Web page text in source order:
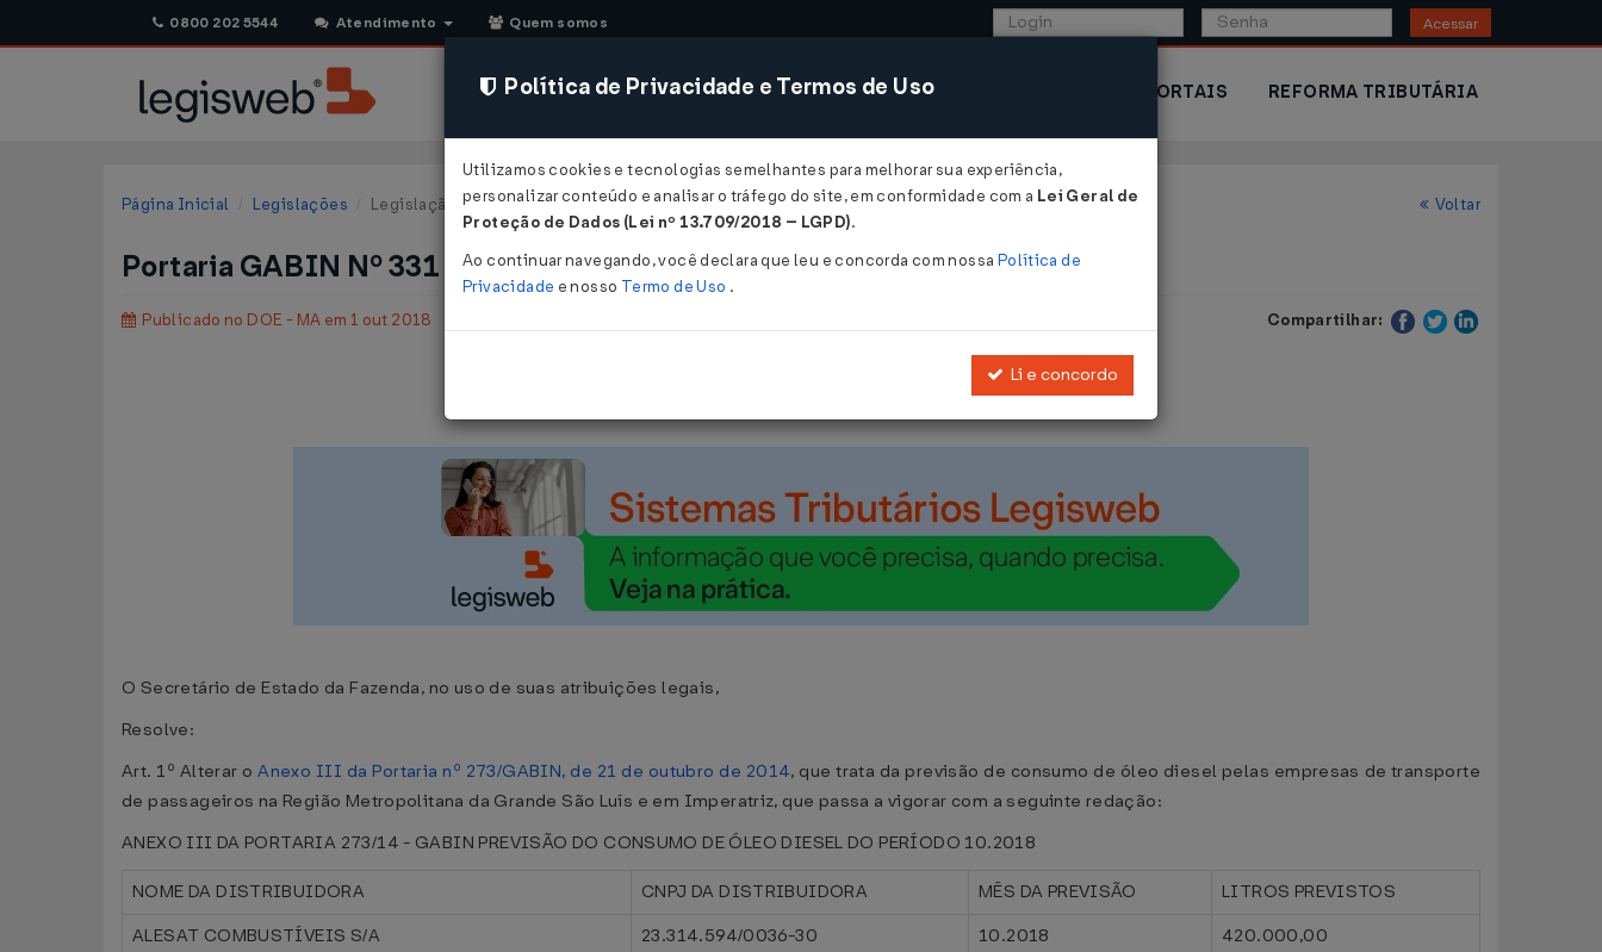
0800 202 5544 Atendimento Quem somos Acessar
CONSULTORIA SISTEMAS COMÉRCIO EXTERIOR PORTAIS REFORMA TRIBUTÁRIA
Página Inicial Legislações Legislação Estadual - Maranhão Voltar
Portaria GABIN Nº 331 DE 25/09/2018
Publicado no DOE - MA em 1 out 2018 Compartilhar:
- GABIN.
O Secretário de Estado da Fazenda, no uso de suas atribuições legais,
Resolve:
Art. 1º Alterar oAnexo III da Portaria nº 273/GABIN, de 21 de outubro de 2014, que trata da previsão de consumo de óleo diesel pelas empresas de transporte
de passageiros na Região Metropolitana da Grande São Luís e em Imperatriz, que passa a vigorar com a seguinte redação:
ANEXO III DA PORTARIA 273/14 - GABIN PREVISÃO DO CONSUMO DE ÓLEO DIESEL DO PERÍODO 10.2018
NOME DA DISTRIBUIDORA CNPJ DA DISTRIBUIDORA MÊS DA PREVISÃO
LITROS PREVISTOS
ALESAT COMBUSTÍVEIS S/A
23.314.594/0036-30 10.2018
420.000,00
Política de Privacidade e Termos de Uso
Utilizamos cookies e tecnologias semelhantes para melhorar sua experiência,
personalizar conteúdo e analisar o tráfego do site, em conformidade com a Lei Geral de
Proteção de Dados (Lei nº 13.709/2018 – LGPD).
Ao continuar navegando, você declara que leu e concorda com nossa Política de
Privacidade e nosso Termo de Uso .
Li e concordo